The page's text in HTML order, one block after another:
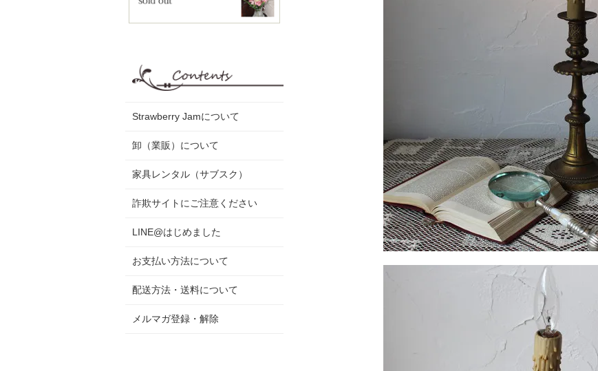
Strawberry Jamについて
卸（業販）について
家具レンタル（サブスク）
詐欺サイトにご注意ください
LINE@はじめました
お支払い方法について
配送方法・送料について
メルマガ登録・解除